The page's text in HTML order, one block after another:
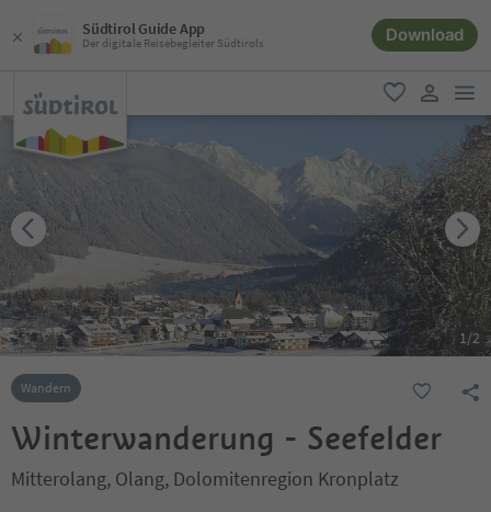
Südtirol Guide App
Der digitale Reisebegleiter Südtirols Download
favorit
user link
1/2
Wandern
Winterwanderung - Seefelder
Mitterolang, Olang, Dolomitenregion Kronplatz